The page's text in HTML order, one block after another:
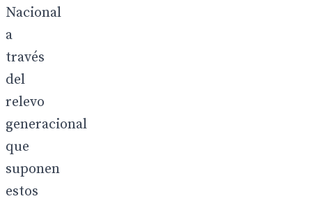
Nacional
a
través
del
relevo
generacional
que
suponen
estos